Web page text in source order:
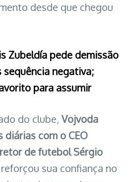
desde que chegou
Zubeldía pede demissão
sequência negativa;
para assumir
do clube, Vojvoda
diárias com o CEO
de futebol Sérgio
sua confiança no